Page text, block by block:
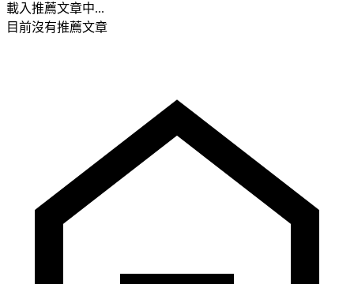
載入推薦文章中...
目前沒有推薦文章